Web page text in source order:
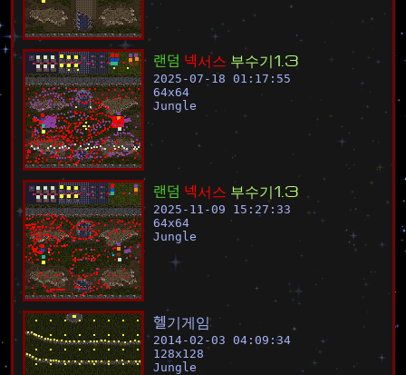
랜덤 넥서스 부수기1 3
2025-07-18 01:17:55
64x64
Jungle
랜덤 넥서스 부수기1 3
2025-11-09 15:27:33
64x64
Jungle
헬기게임
2014-02-03 04:09:34
128x128
Jungle